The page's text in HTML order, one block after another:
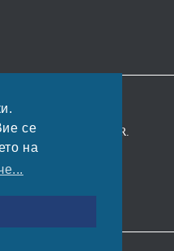
се
на
съобразен с GDPR.
данни